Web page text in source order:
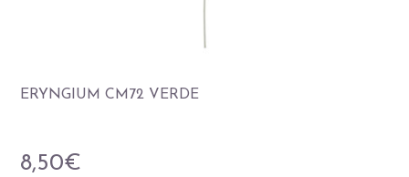
ERYNGIUM CM72 VERDE
8,50€